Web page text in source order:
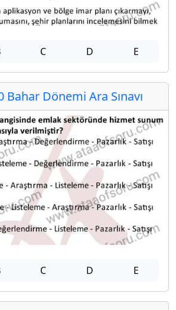
C D E
Bahar Dönemi Ara Sınavı
C D E